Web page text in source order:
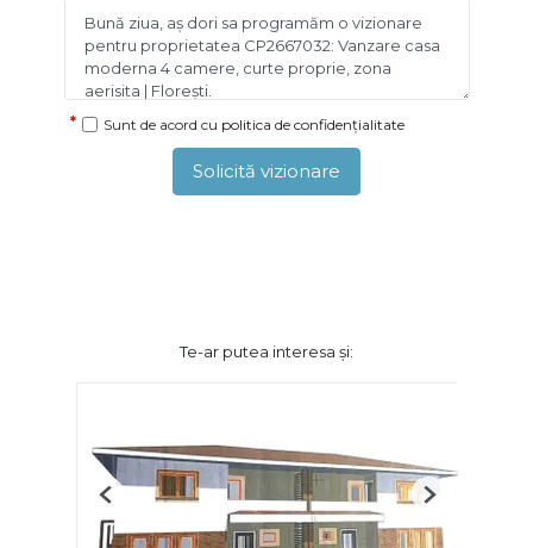
Sunt de acord cu politica de confidențialitate
Solicită vizionare
Te-ar putea interesa și:
Previous Next